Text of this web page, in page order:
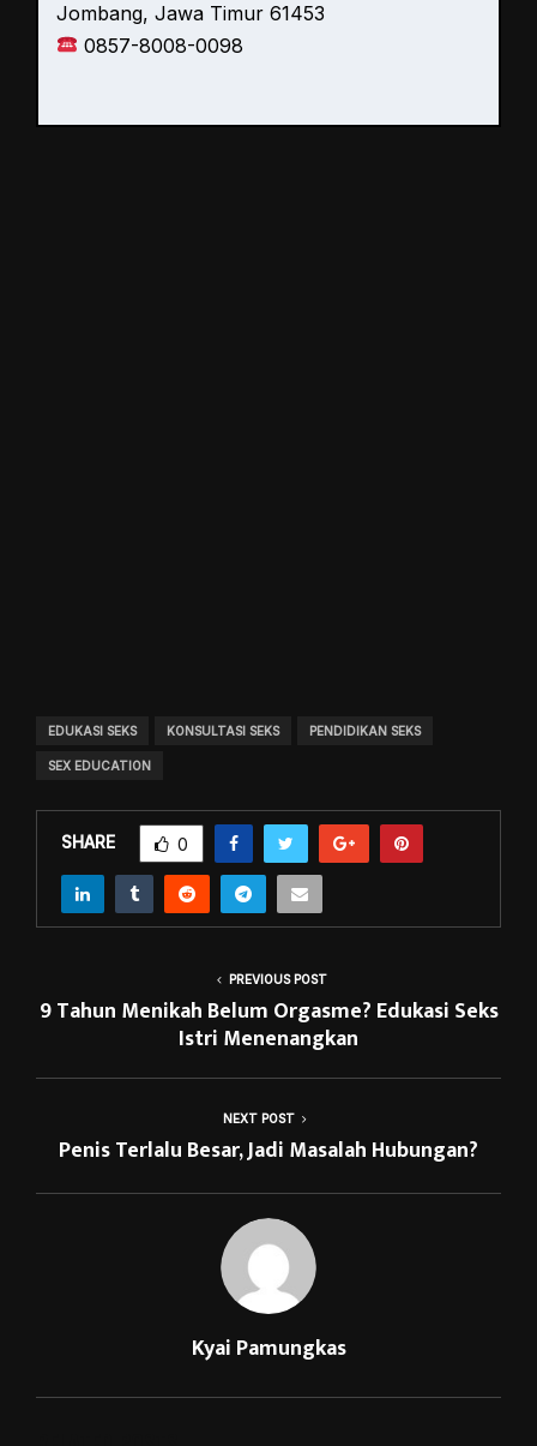
Jombang, Jawa Timur 61453
0857-8008-0098
EDUKASI SEKS KONSULTASI SEKS PENDIDIKAN SEKS
SEX EDUCATION
SHARE 0
PREVIOUS POST
9 Tahun Menikah Belum Orgasme? Edukasi Seks
Istri Menenangkan
NEXT POST
Penis Terlalu Besar, Jadi Masalah Hubungan?
Kyai Pamungkas